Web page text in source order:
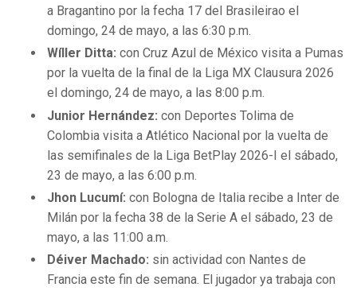
a Bragantino por la fecha 17 del Brasileirao el
domingo, 24 de mayo, a las 6:30 p.m.
Wíller Ditta: con Cruz Azul de México visita a Pumas
por la vuelta de la final de la Liga MX Clausura 2026
el domingo, 24 de mayo, a las 8:00 p.m.
Junior Hernández: con Deportes Tolima de
Colombia visita a Atlético Nacional por la vuelta de
las semifinales de la Liga BetPlay 2026-I el sábado,
23 de mayo, a las 6:00 p.m.
Jhon Lucumí: con Bologna de Italia recibe a Inter de
Milán por la fecha 38 de la Serie A el sábado, 23 de
mayo, a las 11:00 a.m.
Déiver Machado: sin actividad con Nantes de
Francia este fin de semana. El jugador ya trabaja con